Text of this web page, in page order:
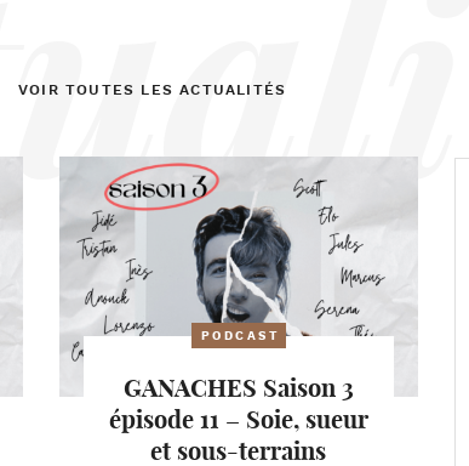
VOIR TOUTES LES ACTUALITÉS
PODCAST
GANACHES Saison 3
épisode 11 – Soie, sueur
et sous-terrains